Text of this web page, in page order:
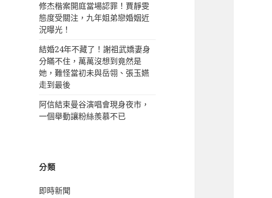
修杰楷案開庭當場認罪！賈靜雯
態度受關注，九年姐弟戀婚姻近
況曝光！
結婚24年不藏了！謝祖武嬌妻身
分瞞不住，萬萬沒想到竟然是
她，難怪當初未與岳翎、張玉嬿
走到最後
阿信結束曼谷演唱會現身夜市，
一個舉動讓粉絲羨慕不已
分類
即時新聞